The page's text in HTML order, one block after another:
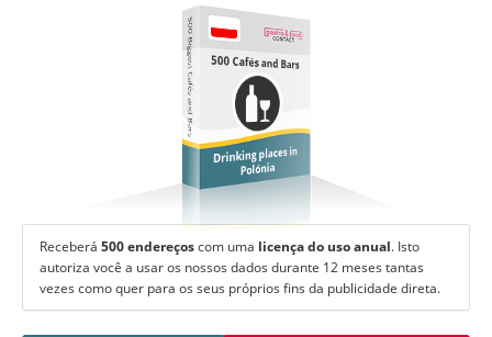
British English
Italiano
Français
Português
500 Biggest Cafés and Bars 500 Cafés and Bars
Drinking places in
Polónia
Receberá 500 endereçoscom uma licença do uso anual. Isto
autoriza você a usar os nossos dados durante 12 meses tantas
vezes como quer para os seus próprios fins da publicidade direta.